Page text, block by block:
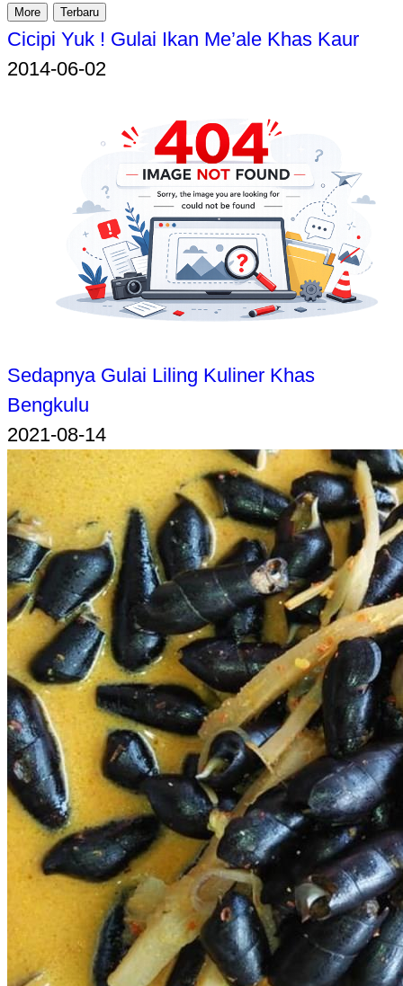
More Terbaru
Cicipi Yuk ! Gulai Ikan Me’ale Khas Kaur
2014-06-02
Sedapnya Gulai Liling Kuliner Khas
Bengkulu
2021-08-14